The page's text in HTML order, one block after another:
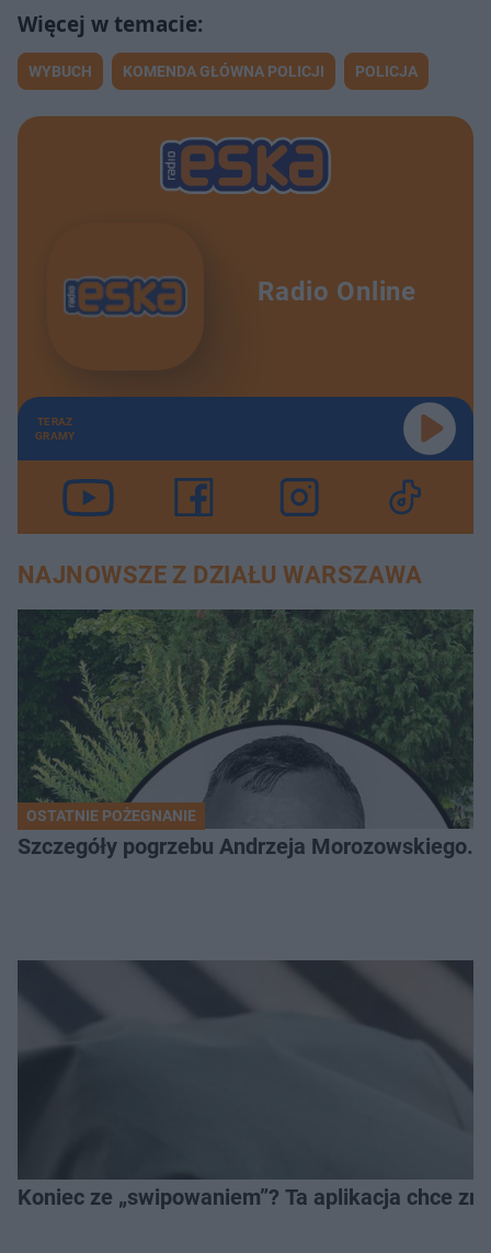
WYBUCH KOMENDA GŁÓWNA POLICJI POLICJA
Radio Online
TERAZ
GRAMY
NAJNOWSZE Z DZIAŁU WARSZAWA
OSTATNIE POŻEGNANIE
Szczegóły pogrzebu Andrzeja Morozowskiego.
Koniec ze „swipowaniem”? Ta aplikacja chce